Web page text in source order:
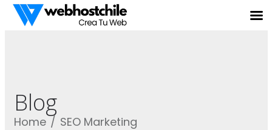
Blog
Home
SEO Marketing